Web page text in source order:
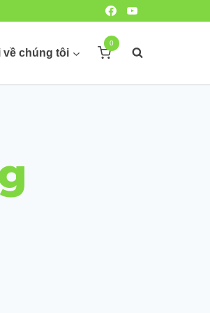
về chúng tôi
0